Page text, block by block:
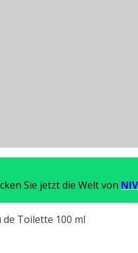
Sie jetzt die Welt von
de Toilette 100 ml